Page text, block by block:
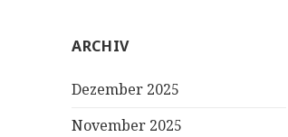
ARCHIV
Dezember 2025
November 2025